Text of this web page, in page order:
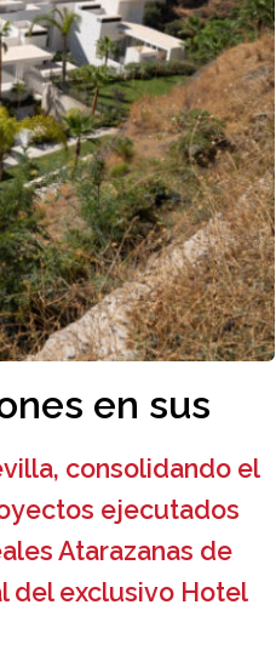
en sus
consolidando el
ejecutados
Atarazanas de
del exclusivo Hotel